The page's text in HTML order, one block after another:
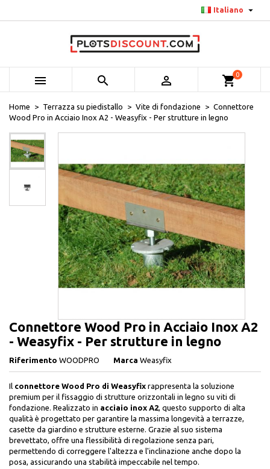
Italiano 
   shopping_cart0
Home Terrazza su piedistallo Vite di fondazione
Connettore
Wood Pro in Acciaio Inox A2 - Weasyfix - Per strutture in legno
Connettore Wood Pro in Acciaio Inox A2
- Weasyfix - Per strutture in legno
Riferimento WOODPRO Marca Weasyfix
Il connettore Wood Pro di Weasyfix rappresenta la soluzione
premium per il fissaggio di strutture orizzontali in legno su viti di
fondazione. Realizzato in acciaio inox A2, questo supporto di alta
qualità è progettato per garantire la massima longevità a terrazze,
casette da giardino e strutture esterne. Grazie al suo sistema
brevettato, offre una flessibilità di regolazione senza pari,
permettendo di correggere l'altezza e l'inclinazione anche dopo la
posa, assicurando una stabilità impeccabile nel tempo.